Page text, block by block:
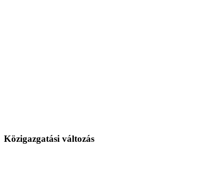
Közigazgatási változás